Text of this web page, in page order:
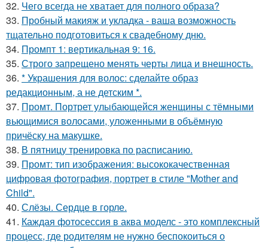
32. Чего всегда не хватает для полного образа?
33. Пробный макияж и укладка - ваша возможность
тщательно подготовиться к свадебному дню.
34. Промпт 1: вертикальная 9: 16.
35. Строго запрещено менять черты лица и внешность.
36. * Украшения для волос: сделайте образ
редакционным, а не детским *.
37. Промт. Портрет улыбающейся женщины с тёмными
вьющимися волосами, уложенными в объёмную
причёску на макушке.
38. В пятницу тренировка по расписанию.
39. Промт: тип изображения: высококачественная
цифровая фотография, портрет в стиле "Mother and
Child".
40. Слёзы. Сердце в горле.
41. Каждая фотосессия в аква моделс - это комплексный
процесс, где родителям не нужно беспокоиться о